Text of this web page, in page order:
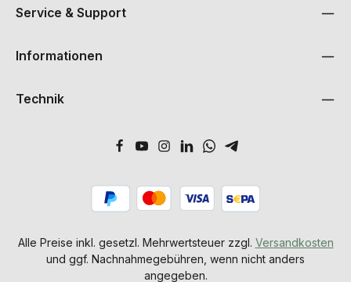
Service & Support
Informationen
Technik
Alle Preise inkl. gesetzl. Mehrwertsteuer zzgl. Versandkosten
und ggf. Nachnahmegebühren, wenn nicht anders
angegeben.